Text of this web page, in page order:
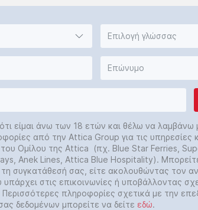
Επιλογή γλώσσας
είμαι άνω των 18 ετών και θέλω να λαμβάνω
από την Attica Group για τις υπηρεσίες
του Ομίλου της Attica (πχ. Blue Star Ferries,
Anek Lines, Attica Blue Hospitality).
συγκατάθεσή σας, είτε ακολουθώντας τον
στις επικοινωνίες ή υποβάλλοντας
Περισσότερες πληροφορίες σχετικά με την
δεδομένων μπορείτε να δείτε εδώ.